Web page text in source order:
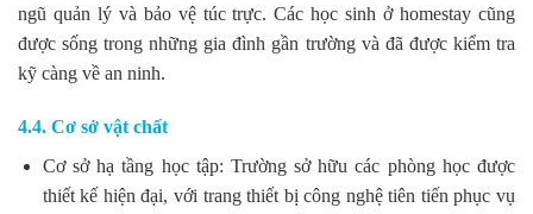
ngũ quản lý và bảo vệ túc trực. Các học sinh ở homestay cũng
được sống trong những gia đình gần trường và đã được kiểm tra
kỹ càng về an ninh.
4.4. Cơ sở vật chất
Cơ sở hạ tầng học tập: Trường sở hữu các phòng học được
thiết kế hiện đại, với trang thiết bị công nghệ tiên tiến phục vụ